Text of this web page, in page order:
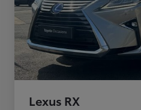
Lexus RX